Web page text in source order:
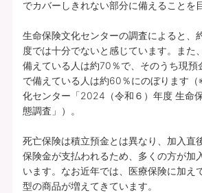
でカバーしきれない部分に備えることを
生命保険文化センターの調査によると、
度では十分でないと感じています。また
備えている人は約70％で、そのうち現預
で備えている人は約60％にのぼります（
化センター「2024（令和６）年度 生命
態調査」）。
死亡保険は積立預金とは異なり、加入直
保険金が支払われるため、多くの方が加
います。なお近年では、医療保険に加え
型の商品が増えてきています。